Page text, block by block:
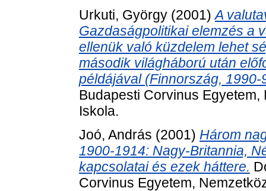
Urkuti, György (2001)A
Gazdaságpolitikai elemzés a
ellenük való küzdelem lehet
második világháború után
példájával (Finnország, 1990-
Budapesti Corvinus
Iskola.
Joó, András (2001) Három
1900-1914: Nagy-Britannia,
kapcsolatai és ezek háttere.
Corvinus Egyetem,